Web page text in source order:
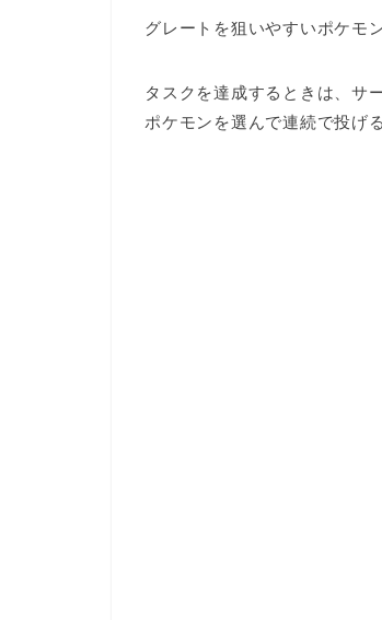
グレートを狙いやすいポケモ
タスクを達成するときは、サ
ポケモンを選んで連続で投げる